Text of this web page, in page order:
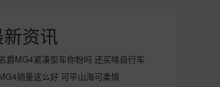
资讯
爵MG4紧凑型车你粉吗 还买啥自行车
销量这么好 可平山海可柔情